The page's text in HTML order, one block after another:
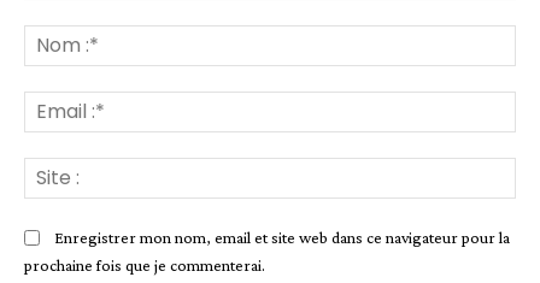
:*
:*
:
Enregistrer mon nom, email et site web dans ce navigateur pour la
prochaine fois que je commenterai.